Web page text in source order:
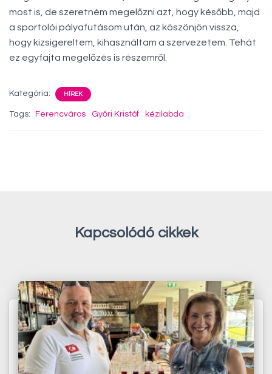
most is, de szeretném megelőzni azt, hogy később, majd
a sportolói pályafutásom után, az köszönjön vissza,
hogy kizsigereltem, kihasználtam a szervezetem. Tehát
ez egyfajta megelőzés is részemről.
Kategória: HÍREK
Tags: Ferencváros Győri Kristóf kézilabda
Kapcsolódó cikkek